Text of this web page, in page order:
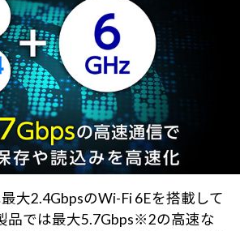
大2.4GbpsのWi-Fi 6Eを搭載して
品では最大5.7Gbps※2の高速な